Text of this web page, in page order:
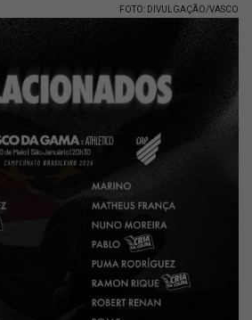
FOTO: DIVULGAÇÃO/VASCO